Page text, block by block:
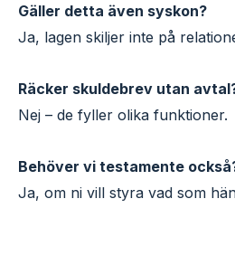
Gäller detta även syskon?
Ja, lagen skiljer inte på
Räcker skuldebrev utan
Nej – de fyller olika funktioner.
Behöver vi testamente
Ja, om ni vill styra vad som